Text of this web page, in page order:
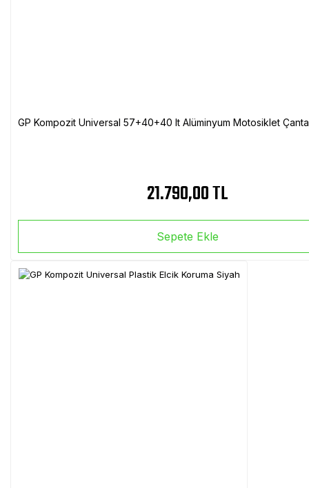
GP Kompozit Universal 57+40+40 lt Alüminyum Motosiklet
21.790,00 TL
Sepete Ekle